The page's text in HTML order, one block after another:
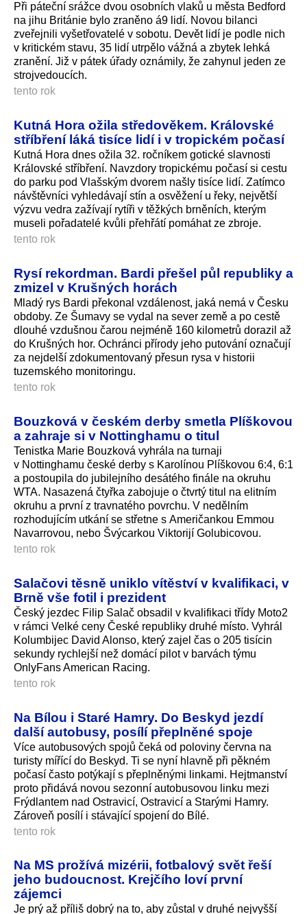
Při páteční srážce dvou osobních vlaků u města Bedford
na jihu Británie bylo zraněno á9 lidí. Novou bilanci
zveřejnili vyšetřovatelé v sobotu. Devět lidí je podle nich
v kritickém stavu, 35 lidí utrpělo vážná a zbytek lehká
zranění. Již v pátek úřady oznámily, že zahynul jeden ze
strojvedoucích.
tento rok
Kutná Hora ožila středověkem. Královské
stříbření láká tisíce lidí i v tropickém počasí
Kutná Hora dnes ožila 32. ročníkem gotické slavnosti
Královské stříbření. Navzdory tropickému počasí si cestu
do parku pod Vlašským dvorem našly tisíce lidí. Zatímco
návštěvníci vyhledávají stín a osvěžení u řeky, největší
výzvu vedra zažívají rytíři v těžkých brněních, kterým
museli pořadatelé kvůli přehřátí pomáhat ze zbroje.
tento rok
Rysí rekordman. Bardi přešel půl republiky a
zmizel v Krušných horách
Mladý rys Bardi překonal vzdálenost, jaká nemá v Česku
obdoby. Ze Šumavy se vydal na sever země a po cestě
dlouhé vzdušnou čarou nejméně 160 kilometrů dorazil až
do Krušných hor. Ochránci přírody jeho putování označují
za nejdelší zdokumentovaný přesun rysa v historii
tuzemského monitoringu.
tento rok
Bouzková v českém derby smetla Plíškovou
a zahraje si v Nottinghamu o titul
Tenistka Marie Bouzková vyhrála na turnaji
v Nottinghamu české derby s Karolínou Plíškovou 6:4, 6:1
a postoupila do jubilejního desátého finále na okruhu
WTA. Nasazená čtyřka zabojuje o čtvrtý titul na elitním
okruhu a první z travnatého povrchu. V nedělním
rozhodujícím utkání se střetne s Američankou Emmou
Navarrovou, nebo Švýcarkou Viktorijí Golubicovou.
tento rok
Salačovi těsně uniklo vítěství v kvalifikaci, v
Brně vše fotil i prezident
Český jezdec Filip Salač obsadil v kvalifikaci třídy Moto2
v rámci Velké ceny České republiky druhé místo. Vyhrál
Kolumbijec David Alonso, který zajel čas o 205 tisícin
sekundy rychlejší než domácí pilot v barvách týmu
OnlyFans American Racing.
tento rok
Na Bílou i Staré Hamry. Do Beskyd jezdí
další autobusy, posílí přeplněné spoje
Více autobusových spojů čeká od poloviny června na
turisty mířící do Beskyd. Ti se nyní hlavně při pěkném
počasí často potýkají s přeplněnými linkami. Hejtmanství
proto přidává novou sezonní autobusovou linku mezi
Frýdlantem nad Ostravicí, Ostravicí a Starými Hamry.
Zároveň posílí i stávající spojení do Bílé.
tento rok
Na MS prožívá mizérii, fotbalový svět řeší
jeho budoucnost. Krejčího loví první
zájemci
Je prý až příliš dobrý na to, aby zůstal v druhé nejvyšší